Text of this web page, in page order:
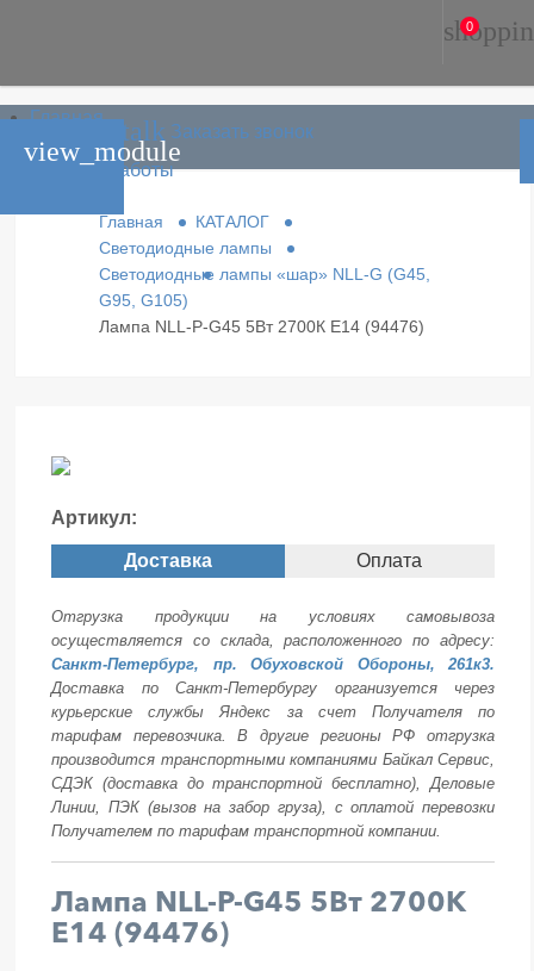
phone_in_talk Заказать звонок
Главная
Каталог
Условия работы
0
Главная
КАТАЛОГ
Светодиодные лампы
Светодиодные лампы «шар» NLL-G (G45,
G95, G105)
Лампа NLL-P-G45 5Вт 2700К Е14 (94476)
Артикул:
Доставка Оплата
Отгрузка продукции на условиях самовывоза
осуществляется со склада, расположенного по адресу:
Санкт-Петербург, пр. Обуховской Обороны, 261к3.
Доставка по Санкт-Петербургу организуется через
курьерские службы Яндекс за счет Получателя по
тарифам перевозчика. В другие регионы РФ отгрузка
производится транспортными компаниями Байкал Сервис,
СДЭК (доставка до транспортной бесплатно), Деловые
Линии, ПЭК (вызов на забор груза), с оплатой перевозки
Получателем по тарифам транспортной компании.
Лампа NLL-P-G45 5Вт 2700К
Е14 (94476)
view_module